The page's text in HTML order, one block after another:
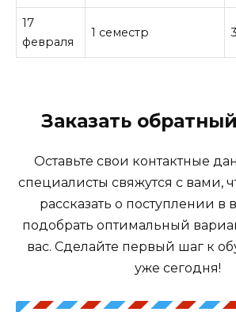
17
февраля
1 семестр
Заказать
Оставьте свои контактные
специалисты свяжутся с вами,
рассказать о поступлении в
подобрать оптимальный
вас. Сделайте первый шаг к
уже сегодня!